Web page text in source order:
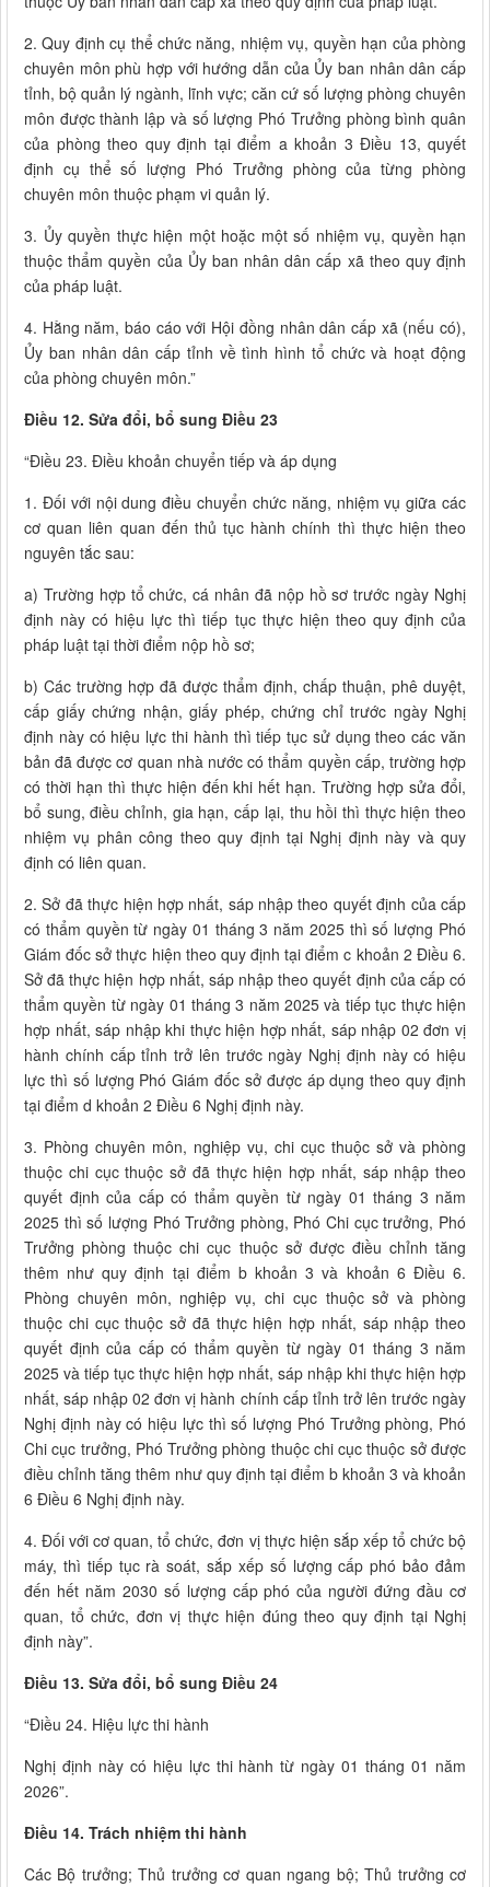
2. Quy định cụ thể chức năng, nhiệm vụ, quyền hạn của phòng
chuyên môn phù hợp với hướng dẫn của Ủy ban nhân dân cấp
tỉnh, bộ quản lý ngành, lĩnh vực; căn cứ số lượng phòng chuyên
môn được thành lập và số lượng Phó Trưởng phòng bình quân
của phòng theo quy định tại điểm a khoản 3 Điều 13, quyết
định cụ thể số lượng Phó Trưởng phòng của từng phòng
chuyên môn thuộc phạm vi quản lý.
3. Ủy quyền thực hiện một hoặc một số nhiệm vụ, quyền hạn
thuộc thẩm quyền của Ủy ban nhân dân cấp xã theo quy định
của pháp luật.
4. Hằng năm, báo cáo với Hội đồng nhân dân cấp xã (nếu có),
Ủy ban nhân dân cấp tỉnh về tình hình tổ chức và hoạt động
của phòng chuyên môn.”
Điều 12. Sửa đổi, bổ sung Điều 23
“Điều 23. Điều khoản chuyển tiếp và áp dụng
1. Đối với nội dung điều chuyển chức năng, nhiệm vụ giữa các
cơ quan liên quan đến thủ tục hành chính thì thực hiện theo
nguyên tắc sau:
a) Trường hợp tổ chức, cá nhân đã nộp hồ sơ trước ngày Nghị
định này có hiệu lực thì tiếp tục thực hiện theo quy định của
pháp luật tại thời điểm nộp hồ sơ;
b) Các trường hợp đã được thẩm định, chấp thuận, phê duyệt,
cấp giấy chứng nhận, giấy phép, chứng chỉ trước ngày Nghị
định này có hiệu lực thi hành thì tiếp tục sử dụng theo các văn
bản đã được cơ quan nhà nước có thẩm quyền cấp, trường hợp
có thời hạn thì thực hiện đến khi hết hạn. Trường hợp sửa đổi,
bổ sung, điều chỉnh, gia hạn, cấp lại, thu hồi thì thực hiện theo
nhiệm vụ phân công theo quy định tại Nghị định này và quy
định có liên quan.
2. Sở đã thực hiện hợp nhất, sáp nhập theo quyết định của cấp
có thẩm quyền từ ngày 01 tháng 3 năm 2025 thì số lượng Phó
Giám đốc sở thực hiện theo quy định tại điểm c khoản 2 Điều 6.
Sở đã thực hiện hợp nhất, sáp nhập theo quyết định của cấp có
thẩm quyền từ ngày 01 tháng 3 năm 2025 và tiếp tục thực hiện
hợp nhất, sáp nhập khi thực hiện hợp nhất, sáp nhập 02 đơn vị
hành chính cấp tỉnh trở lên trước ngày Nghị định này có hiệu
lực thì số lượng Phó Giám đốc sở được áp dụng theo quy định
tại điểm d khoản 2 Điều 6 Nghị định này.
3. Phòng chuyên môn, nghiệp vụ, chi cục thuộc sở và phòng
thuộc chi cục thuộc sở đã thực hiện hợp nhất, sáp nhập theo
quyết định của cấp có thẩm quyền từ ngày 01 tháng 3 năm
2025 thì số lượng Phó Trưởng phòng, Phó Chi cục trưởng, Phó
Trưởng phòng thuộc chi cục thuộc sở được điều chỉnh tăng
thêm như quy định tại điểm b khoản 3 và khoản 6 Điều 6.
Phòng chuyên môn, nghiệp vụ, chi cục thuộc sở và phòng
thuộc chi cục thuộc sở đã thực hiện hợp nhất, sáp nhập theo
quyết định của cấp có thẩm quyền từ ngày 01 tháng 3 năm
2025 và tiếp tục thực hiện hợp nhất, sáp nhập khi thực hiện hợp
nhất, sáp nhập 02 đơn vị hành chính cấp tỉnh trở lên trước ngày
Nghị định này có hiệu lực thì số lượng Phó Trưởng phòng, Phó
Chi cục trưởng, Phó Trưởng phòng thuộc chi cục thuộc sở được
điều chỉnh tăng thêm như quy định tại điểm b khoản 3 và khoản
6 Điều 6 Nghị định này.
4. Đối với cơ quan, tổ chức, đơn vị thực hiện sắp xếp tổ chức bộ
máy, thì tiếp tục rà soát, sắp xếp số lượng cấp phó bảo đảm
đến hết năm 2030 số lượng cấp phó của người đứng đầu cơ
quan, tổ chức, đơn vị thực hiện đúng theo quy định tại Nghị
định này”.
Điều 13. Sửa đổi, bổ sung Điều 24
“Điều 24. Hiệu lực thi hành
Nghị định này có hiệu lực thi hành từ ngày 01 tháng 01 năm
2026”.
Điều 14. Trách nhiệm thi hành
Các Bộ trưởng; Thủ trưởng cơ quan ngang bộ; Thủ trưởng cơ